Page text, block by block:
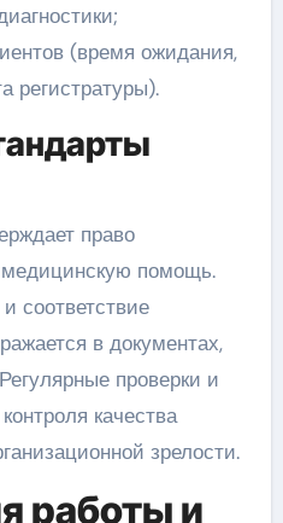
(время ожидания,
регистратуры).
право
помощь.
соответствие
в документах,
проверки и
качества
зрелости.
работы и